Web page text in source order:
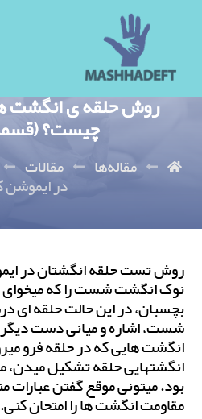
روش حلقه ی انگشت
چیست؟
مقاله‌ها مقالات
در
روش تست حلقه انگشتان در
نوک انگشت شست را که میخوای
بچسبان، در این حالت حلقه ای
شست، اشاره و میانی دست
انگشت هایی که در حلقه فرو
انگشتهایی حلقه تشکیل میدن،
بود. میتونی موقع گفتن عبارات
مقاومت انگشت ها را امتحان کنی.